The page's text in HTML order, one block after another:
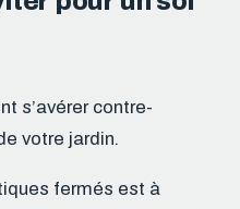
s’avérer contre-
votre jardin.
fermés est à